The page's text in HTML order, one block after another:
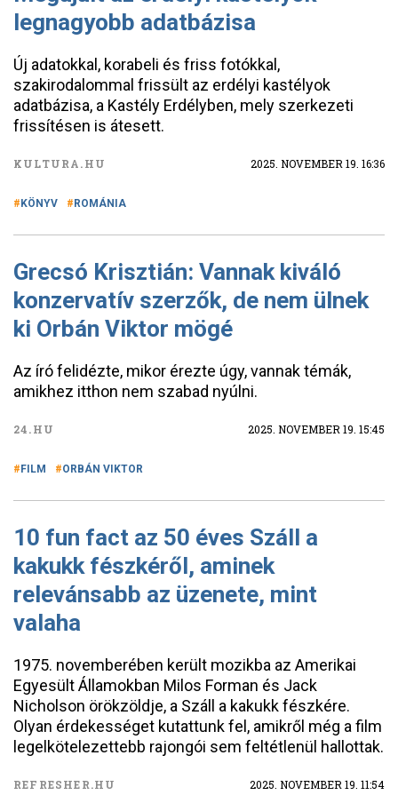
legnagyobb adatbázisa
Új adatokkal, korabeli és friss fotókkal,
szakirodalommal frissült az erdélyi kastélyok
adatbázisa, a Kastély Erdélyben, mely szerkezeti
frissítésen is átesett.
KULTURA.HU 2025. NOVEMBER 19. 16:36
KÖNYV ROMÁNIA
Grecsó Krisztián: Vannak kiváló
konzervatív szerzők, de nem ülnek
ki Orbán Viktor mögé
Az író felidézte, mikor érezte úgy, vannak témák,
amikhez itthon nem szabad nyúlni.
24.HU 2025. NOVEMBER 19. 15:45
FILM ORBÁN VIKTOR
10 fun fact az 50 éves Száll a
kakukk fészkéről, aminek
relevánsabb az üzenete, mint
valaha
1975. novemberében került mozikba az Amerikai
Egyesült Államokban Milos Forman és Jack
Nicholson örökzöldje, a Száll a kakukk fészkére.
Olyan érdekességet kutattunk fel, amikről még a film
legelkötelezettebb rajongói sem feltétlenül hallottak.
REFRESHER.HU 2025. NOVEMBER 19. 11:54